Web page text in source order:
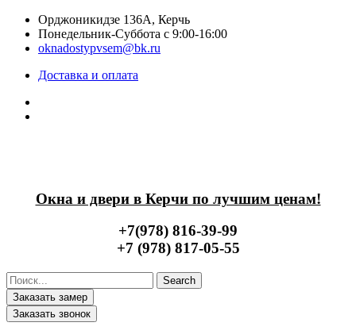
Перейти
содержимому
Орджоникидзе 136А, Керчь
Понедельник-Суббота с 9:00-16:00
oknadostypvsem@bk.ru
Доставка и оплата
Окна и двери в Керчи по лучшим ценам!
+7(978) 816-39-99
+7 (978) 817-05-55
Search
Заказать замер
Заказать звонок